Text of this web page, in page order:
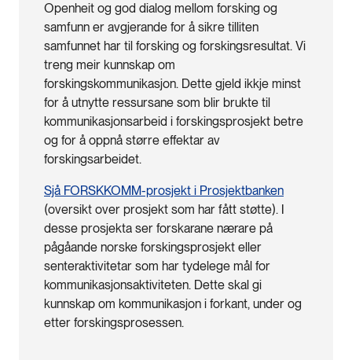
Openheit og god dialog mellom forsking og
samfunn er avgjerande for å sikre tilliten
samfunnet har til forsking og forskingsresultat. Vi
treng meir kunnskap om
forskingskommunikasjon. Dette gjeld ikkje minst
for å utnytte ressursane som blir brukte til
kommunikasjonsarbeid i forskingsprosjekt betre
og for å oppnå større effektar av
forskingsarbeidet.
Sjå FORSKKOMM-prosjekt i Prosjektbanken
(oversikt over prosjekt som har fått støtte). I
desse prosjekta ser forskarane nærare på
pågåande norske forskingsprosjekt eller
senteraktivitetar som har tydelege mål for
kommunikasjonsaktiviteten. Dette skal gi
kunnskap om kommunikasjon i forkant, under og
etter forskingsprosessen.